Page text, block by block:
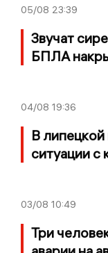
05/08 23:39
Звучат
БПЛА
04/08 19:36
В
ситуации
03/08 10:49
Три